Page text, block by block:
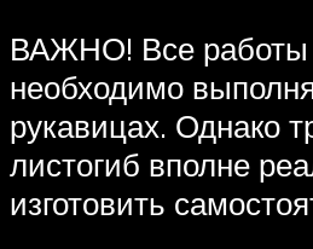
ВАЖНО! Все работы
необходимо
рукавицах. Однако
листогиб вполне
изготовить